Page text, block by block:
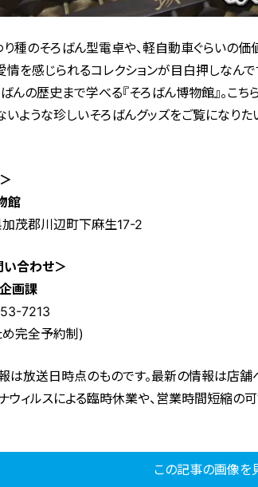
り種のそろばん型電卓や、軽自動車ぐらいの
情を感じられるコレクションが目白押しなんで
ばんの歴史まで学べる『そろばん博物館』。こ
いような珍しいそろばんグッズをご覧になり
館
茂郡川辺町下麻生17-2
い合わせ＞
画課
7213
完全予約制)
は放送日時点のものです。最新の情報は店舗
ウィルスによる臨時休業や、営業時間短縮の
この記事の画像を